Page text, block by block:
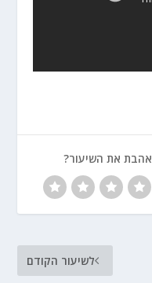
אהבת את השיעור?
לשיעור הקודם